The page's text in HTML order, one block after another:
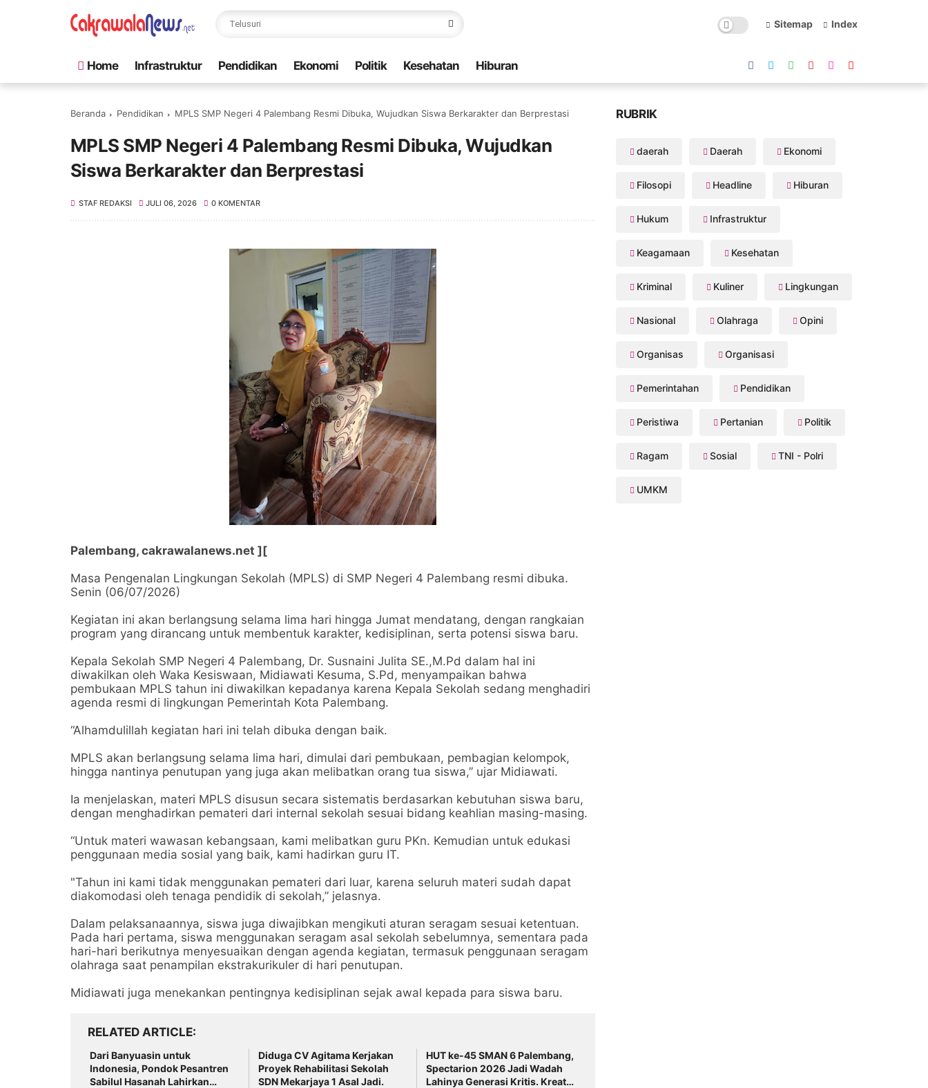
Sitemap Index
Home Infrastruktur Pendidikan Ekonomi Politik Kesehatan Hiburan
Beranda Pendidikan MPLS SMP Negeri 4 Palembang Resmi Dibuka, Wujudkan Siswa Berkarakter dan Berprestasi
MPLS SMP Negeri 4 Palembang Resmi Dibuka, Wujudkan
Siswa Berkarakter dan Berprestasi
STAF REDAKSI JULI 06, 2026 0 KOMENTAR
Palembang, cakrawalanews.net ][
Masa Pengenalan Lingkungan Sekolah (MPLS) di SMP Negeri 4 Palembang resmi dibuka.
Senin (06/07/2026)
Kegiatan ini akan berlangsung selama lima hari hingga Jumat mendatang, dengan rangkaian
program yang dirancang untuk membentuk karakter, kedisiplinan, serta potensi siswa baru.
Kepala Sekolah SMP Negeri 4 Palembang, Dr. Susnaini Julita SE.,M.Pd dalam hal ini
diwakilkan oleh Waka Kesiswaan, Midiawati Kesuma, S.Pd, menyampaikan bahwa
pembukaan MPLS tahun ini diwakilkan kepadanya karena Kepala Sekolah sedang menghadiri
agenda resmi di lingkungan Pemerintah Kota Palembang.
“Alhamdulillah kegiatan hari ini telah dibuka dengan baik.
MPLS akan berlangsung selama lima hari, dimulai dari pembukaan, pembagian kelompok,
hingga nantinya penutupan yang juga akan melibatkan orang tua siswa,” ujar Midiawati.
Ia menjelaskan, materi MPLS disusun secara sistematis berdasarkan kebutuhan siswa baru,
dengan menghadirkan pemateri dari internal sekolah sesuai bidang keahlian masing-masing.
“Untuk materi wawasan kebangsaan, kami melibatkan guru PKn. Kemudian untuk edukasi
penggunaan media sosial yang baik, kami hadirkan guru IT.
"Tahun ini kami tidak menggunakan pemateri dari luar, karena seluruh materi sudah dapat
diakomodasi oleh tenaga pendidik di sekolah,” jelasnya.
Dalam pelaksanaannya, siswa juga diwajibkan mengikuti aturan seragam sesuai ketentuan.
Pada hari pertama, siswa menggunakan seragam asal sekolah sebelumnya, sementara pada
hari-hari berikutnya menyesuaikan dengan agenda kegiatan, termasuk penggunaan seragam
olahraga saat penampilan ekstrakurikuler di hari penutupan.
Midiawati juga menekankan pentingnya kedisiplinan sejak awal kepada para siswa baru.
RELATED ARTICLE
Dari Banyuasin untuk
Indonesia, Pondok Pesantren
Sabilul Hasanah Lahirkan
Diduga CV Agitama Kerjakan
Proyek Rehabilitasi Sekolah
SDN Mekarjaya 1 Asal Jadi.
HUT ke-45 SMAN 6 Palembang,
Spectarion 2026 Jadi Wadah
Lahinya Generasi Kritis. Kreatif,
RUBRIK
daerah Daerah Ekonomi
Filosopi Headline Hiburan
Hukum Infrastruktur
Keagamaan Kesehatan
Kriminal Kuliner Lingkungan
Nasional Olahraga Opini
Organisas Organisasi
Pemerintahan Pendidikan
Peristiwa Pertanian Politik
Ragam Sosial TNI - Polri
UMKM